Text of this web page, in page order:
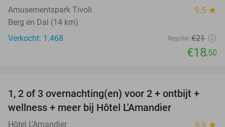
Amusementspark Tivoli 9.5 star
Berg en Dal (14 km)
Verkocht: 1.468
Regulier €21
€18,50
32%
TODAY
1, 2 of 3 overnachting(en) voor 2 + ontbijt +
wellness + meer bij Hôtel L'Amandier
Hôtel L'Amandier 9.9 star